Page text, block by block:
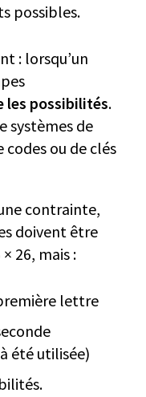
possibles.
: lorsqu’un
les possibilités.
systèmes de
ou de clés
contrainte,
doivent être
26, mais :
lettre
été utilisée)